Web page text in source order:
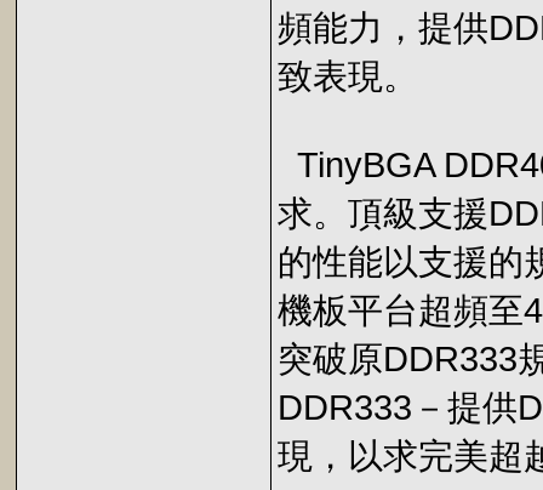
頻能力，提供
致表現。
TinyBGA
求。頂級支援
的性能以支援的
機板平台超頻至
突破原DDR333
DDR333－提供
現，以求完美超